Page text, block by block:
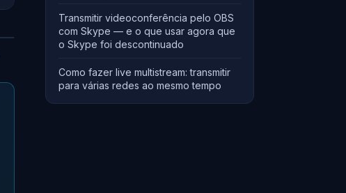
Transmitir videoconferência pelo OBS
com Skype — e o que usar agora que
o Skype foi descontinuado
Como fazer live multistream: transmitir
para várias redes ao mesmo tempo